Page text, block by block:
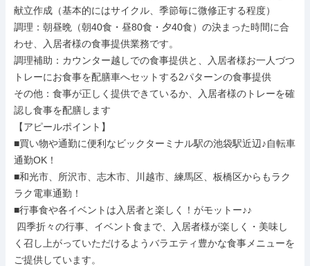
献立作成（基本的にはサイクル、季節毎に微修正する程度）
調理：朝昼晩（朝40食・昼80食・夕40食）の決まった時間に合
わせ、入居者様の食事提供業務です。
調理補助：カウンター越しでの食事提供と、入居者様お一人づつ
トレーにお食事を配膳車へセットする2パターンの食事提供
その他：食事が正しく提供できているか、入居者様のトレーを確
認し食事を配膳します
【アピールポイント】
■買い物や通勤に便利なビックターミナル駅の池袋駅近辺♪自転車
通勤OK！
■和光市、所沢市、志木市、川越市、練馬区、板橋区からもラク
ラク電車通勤！
■行事食や各イベントは入居者と楽しく！がモットー♪♪
く召し上がっていただけるようバラエティ豊かな食事メニューを
ご提供しています。